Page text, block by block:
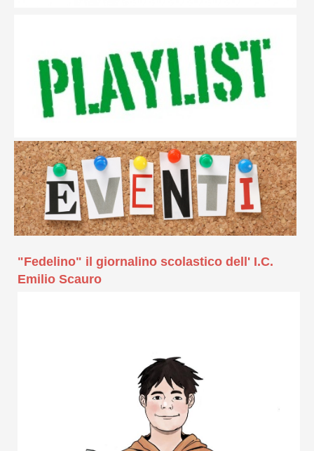
"Fedelino" il giornalino scolastico dell' I.C.
Emilio Scauro